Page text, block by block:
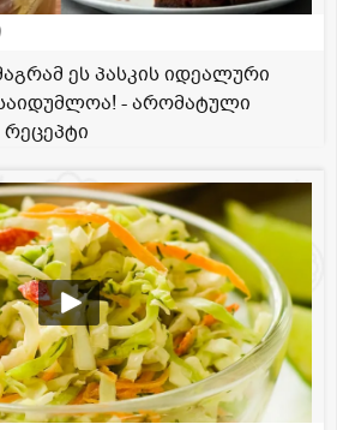
ეს პასკის იდეალური
- არომატული
რეცეპტი